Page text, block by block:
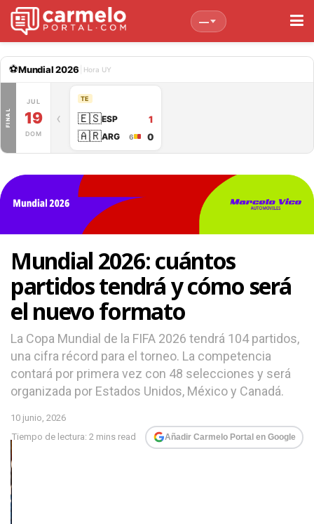
—
⚽Mundial 2026 Hora UY
FINAL
JUL
19
DOM
‹
19
TE
🇪🇸ESP 1
🇦🇷ARG 6 0
Mundial 2026: cuántos
partidos tendrá y cómo será
el nuevo formato
La Copa Mundial de la FIFA 2026 tendrá 104 partidos,
una cifra récord para el torneo. La competencia
contará por primera vez con 48 selecciones y será
organizada por Estados Unidos, México y Canadá.
10 junio, 2026
Tiempo de lectura: 2 mins read
Añadir Carmelo Portal en Google